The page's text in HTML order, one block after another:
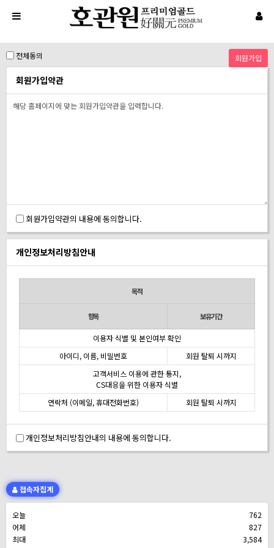
전체동의
회원가입약관
회원가입약관의 내용에 동의합니다.
개인정보처리방침안내
목적
항목 보유기간
이용자 식별 및 본인여부 확인
아이디, 이름, 비밀번호
회원 탈퇴 시까지
고객서비스 이용에 관한 통지,
CS대응을 위한 이용자 식별
연락처 (이메일, 휴대전화번호)
회원 탈퇴 시까지
개인정보처리방침안내의 내용에 동의합니다.
접속자집계
오늘
762
어제
827
최대
3,584